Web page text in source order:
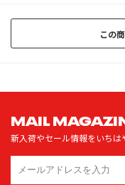
この
MAIL
新入荷やセール情報をいちは